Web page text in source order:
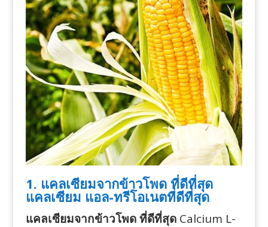
1. แคลเซียมจากข้าวโพด ที่ดีที่สุด
แคลเซียม แอล-ทรีโอเนตที่ดีที่สุด
แคลเซียมจากข้าวโพด ที่ดีที่สุดCalcium L-